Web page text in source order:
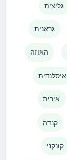
גליצית
גראנית
האוזה
איסלנדית
אירית
קנדה
קונקני